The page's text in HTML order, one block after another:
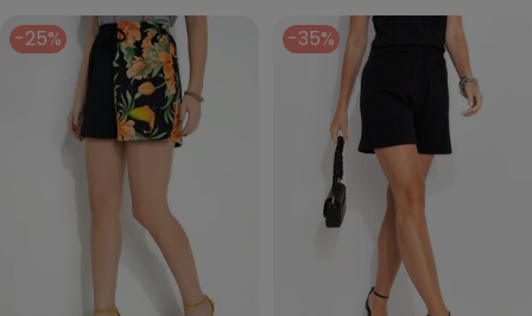
-25%
-35%